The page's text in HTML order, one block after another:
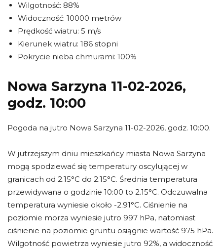
Wilgotność: 88%
Widoczność: 10000 metrów
Prędkość wiatru: 5 m/s
Kierunek wiatru: 186 stopni
Pokrycie nieba chmurami: 100%
Nowa Sarzyna 11-02-2026,
godz. 10:00
Pogoda na jutro Nowa Sarzyna 11-02-2026, godz. 10:00.
W jutrzejszym dniu mieszkańcy miasta Nowa Sarzyna
mogą spodziewać się temperatury oscylującej w
granicach od 2.15°C do 2.15°C. Średnia temperatura
przewidywana o godzinie 10:00 to 2.15°C. Odczuwalna
temperatura wyniesie około -2.91°C. Ciśnienie na
poziomie morza wyniesie jutro 997 hPa, natomiast
ciśnienie na poziomie gruntu osiągnie wartość 975 hPa.
Wilgotność powietrza wyniesie jutro 92%, a widoczność